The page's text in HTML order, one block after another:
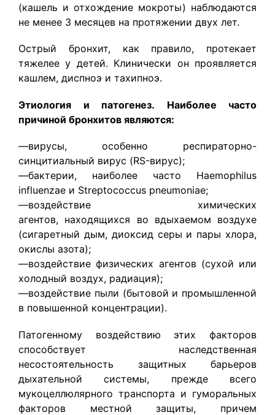
(кашель и отхождение мокроты) наблюдаются
не менее 3 месяцев на протяжении двух лет.
Острый бронхит, как правило, протекает
тяжелее у детей. Клинически он проявляется
кашлем, диспноэ и тахипноэ.
Этиология и патогенез. Наиболее часто
причиной бронхитов являются:
—вирусы, особенно респираторно-
синцитиальный вирус (RS-вирус);
—бактерии, наиболее часто Haemophilus
influenzae и Streptococcus pneumoniae;
—воздействие химических
агентов, находящихся во вдыхаемом воздухе
(сигаретный дым, диоксид серы и пары хлора,
окислы азота);
—воздействие физических агентов (сухой или
холодный воздух, радиация);
—воздействие пыли (бытовой и промышленной
в повышенной концентрации).
Патогенному воздействию этих факторов
способствует наследственная
несостоятельность защитных барьеров
дыхательной системы, прежде всего
мукоцеллюлярного транспорта и гуморальных
факторов местной защиты, причем